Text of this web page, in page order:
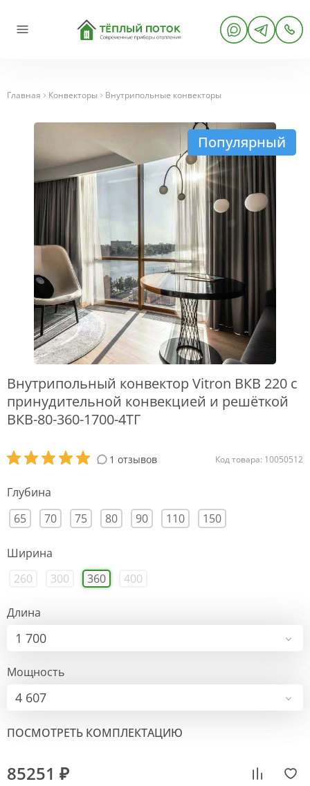
Главная Конвекторы Внутрипольные конвекторы
Популярный
Внутрипольный конвектор Vitron ВКВ 220 с
принудительной конвекцией и решёткой
ВКВ-80-360-1700-4ТГ
1 отзывов Код товара: 10050512
Глубина
65
70 75 80 90 110 150
Ширина
260
300 360 400
Длина
1 700
Мощность
4 607
ПОСМОТРЕТЬ КОМПЛЕКТАЦИЮ
85251 ₽